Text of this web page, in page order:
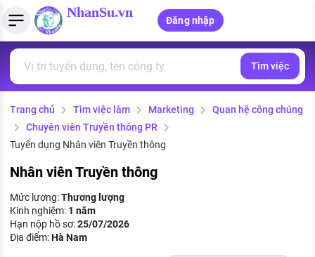
NhanSu.vn
Đăng nhập
Tìm việc làm
Việc làm ngành luật
Việc làm lương cao
Việc làm tốt nhất
CÔNG TY
Quản lý CV
Tải CV lên
Tạo CV trực tuyến
MẪU CV THEO STYLE
Mẫu CV đơn giản
Tính lương Gross - Net
Tính thuế thu nhập cá nhân
Tính trợ cấp thất nghiệp
PHÁP LUẬT VIỆT NAM
Văn bản pháp luật
Chính sách mới
PHÁP LUẬT LAO ĐỘNG
Lao động và tiền lương
Bảo hiểm và phúc lợi
Thuế thu nhập
Tìm việc
Trang chủ Tìm việc làm Marketing
Quan hệ công chúng
Chuyên viên Truyền thông PR
Tuyển dụng Nhân viên Truyền thông
Nhân viên Truyền thông
Mức lương:Thương lượng
Kinh nghiệm: 1 năm
Hạn nộp hồ sơ:25/07/2026
Địa điểm:Hà Nam